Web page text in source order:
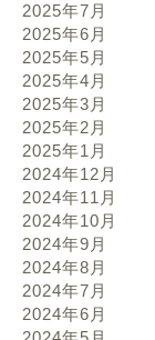
2025年7月
2025年6月
2025年5月
2025年4月
2025年3月
2025年2月
2025年1月
2024年12月
2024年11月
2024年10月
2024年9月
2024年8月
2024年7月
2024年6月